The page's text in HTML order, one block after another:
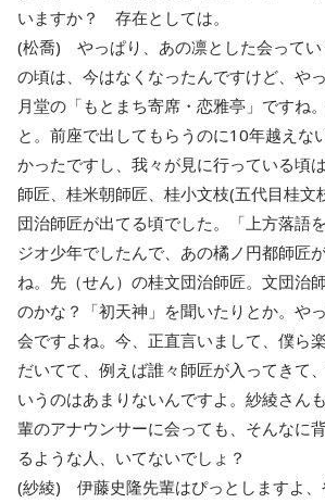
いますか？ 存在としては。
(松喬) やっぱり、あの凛とした会って
の頃は、今はなくなったんですけど、や
月堂の「もとまち寄席・恋雅亭」ですね
と。前座で出してもらうのに10年越えな
かったですし、我々が見に行っている頃
師匠、桂米朝師匠、桂小文枝(五代目桂文
団治師匠が出てる頃でした。「上方落語
ジオ少年でしたんで、あの橘ノ円都師匠
ね。先（せん）の桂文団治師匠。文団治
のかな？「初天神」を聞いたりとか。や
会ですよね。今、正直言いまして、僕ら
だいてて、例えば誰々師匠が入ってきて
いうのはあまりないんですよ。紗綾さ
輩のアナウンサーに会っても、そんなに
るような人、いてないでしょ？
(紗綾) 伊藤史隆先輩はぴっとしますよ、